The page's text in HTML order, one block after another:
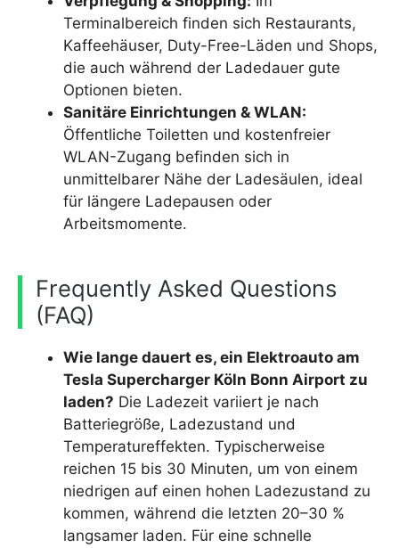
Terminalbereich finden sich Restaurants,
Kaffeehäuser, Duty-Free-Läden und Shops,
die auch während der Ladedauer gute
Optionen bieten.
Sanitäre Einrichtungen & WLAN:
Öffentliche Toiletten und kostenfreier
WLAN-Zugang befinden sich in
unmittelbarer Nähe der Ladesäulen, ideal
für längere Ladepausen oder
Arbeitsmomente.
Frequently Asked Questions
(FAQ)
Wie lange dauert es, ein Elektroauto am
Tesla Supercharger Köln Bonn Airport zu
laden? Die Ladezeit variiert je nach
Batteriegröße, Ladezustand und
Temperatureffekten. Typischerweise
reichen 15 bis 30 Minuten, um von einem
niedrigen auf einen hohen Ladezustand zu
kommen, während die letzten 20–30 %
langsamer laden. Für eine schnelle